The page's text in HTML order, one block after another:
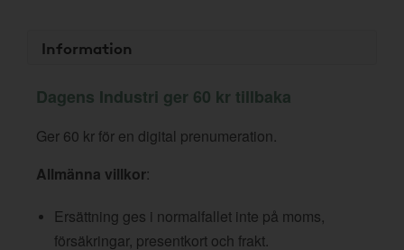
Information
Dagens Industri ger 60 kr tillbaka
Ger 60 kr för en digital prenumeration.
Allmänna villkor:
Ersättning ges i normalfallet inte på moms,
försäkringar, presentkort och frakt.